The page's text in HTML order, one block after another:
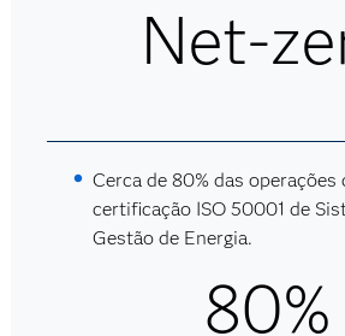
Net-
Cerca de 80% das operações
certificação ISO 50001 de
Gestão de Energia.
80%